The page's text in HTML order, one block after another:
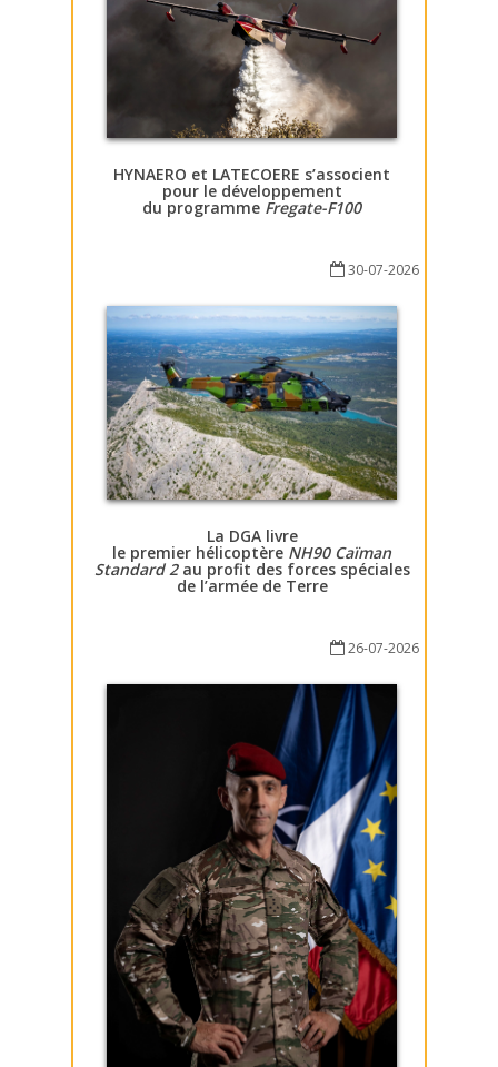
HYNAERO et LATECOERE s’associent
pour le développement
du programme Fregate-F100
30-07-2026
La DGA livre
le premier hélicoptère NH90 Caïman
Standard 2au profit des forces spéciales
de l’armée de Terre
26-07-2026